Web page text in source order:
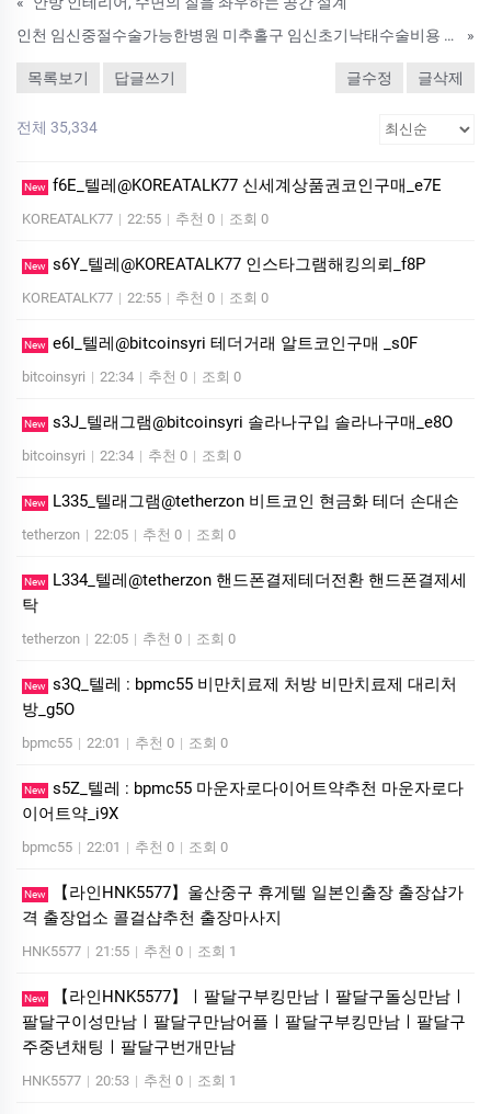
인천 임신중절수술가능한병원 미추홀구 임신초기낙태수술비용 낙태되는약 복용후관계가능한시기와 낙태확인방법
»
목록보기 답글쓰기 글수정 글삭제
전체 35,334
New f6E_텔레@KOREATALK77 신세계상품권코인구매_e7E
KOREATALK77 | 22:55 | 추천 0 | 조회 0
New s6Y_텔레@KOREATALK77 인스타그램해킹의뢰_f8P
KOREATALK77 | 22:55 | 추천 0 | 조회 0
New e6I_텔레@bitcoinsyri 테더거래 알트코인구매 _s0F
bitcoinsyri | 22:34 | 추천 0 | 조회 0
New s3J_텔래그램@bitcoinsyri 솔라나구입 솔라나구매_e8O
bitcoinsyri | 22:34 | 추천 0 | 조회 0
New L335_텔래그램@tetherzon 비트코인 현금화 테더 손대손
tetherzon | 22:05 | 추천 0 | 조회 0
New
L334_텔레@tetherzon 핸드폰결제테더전환 핸드폰결제세
탁
tetherzon | 22:05 | 추천 0 | 조회 0
New s3Q_텔레 : bpmc55 비만치료제 처방 비만치료제 대리처
방_g5O
bpmc55 | 22:01 | 추천 0 | 조회 0
New s5Z_텔레 : bpmc55 마운자로다이어트약추천 마운자로다
이어트약_i9X
bpmc55 | 22:01 | 추천 0 | 조회 0
New
【라인HNK5577】울산중구 휴게텔 일본인출장 출장샵가
격 출장업소 콜걸샵추천 출장마사지
HNK5577 | 21:55 | 추천 0 | 조회 1
New
【라인HNK5577】ㅣ팔달구부킹만남ㅣ팔달구돌싱만남ㅣ
팔달구이성만남ㅣ팔달구만남어플ㅣ팔달구부킹만남ㅣ팔달구
주중년채팅ㅣ팔달구번개만남
HNK5577 | 20:53 | 추천 0 | 조회 1